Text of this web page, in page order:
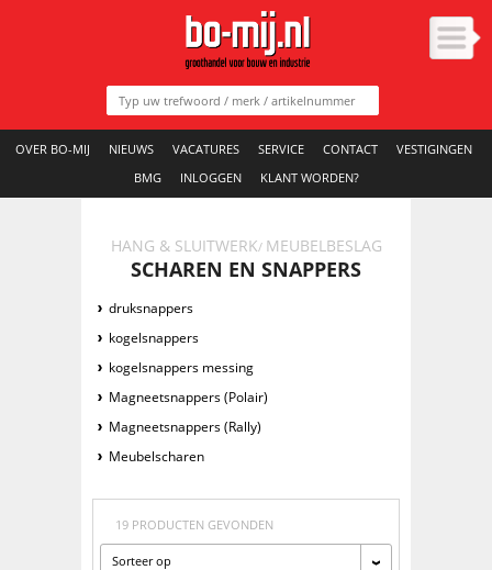
OVER BO-MIJ NIEUWS VACATURES SERVICE CONTACT
VESTIGINGEN
BMG
INLOGGEN KLANT WORDEN?
HANG & SLUITWERK/ MEUBELBESLAG
SCHAREN EN SNAPPERS
druksnappers
kogelsnappers
kogelsnappers messing
Magneetsnappers (Polair)
Magneetsnappers (Rally)
Meubelscharen
19 PRODUCTEN GEVONDEN
Sorteer op